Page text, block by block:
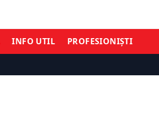
INFO UTIL PROFESIONIȘTI